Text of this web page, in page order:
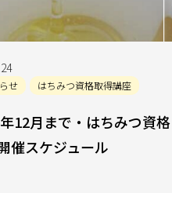
せ はちみつ資格取得講座
12月まで・はちみつ資格
催スケジュール